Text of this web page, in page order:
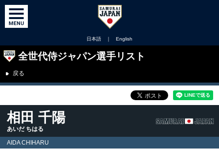
日本語 ｜ English
全世代侍ジャパン選手リスト
戻る
相田 千陽
あいだ ちはる
AIDA CHIHARU